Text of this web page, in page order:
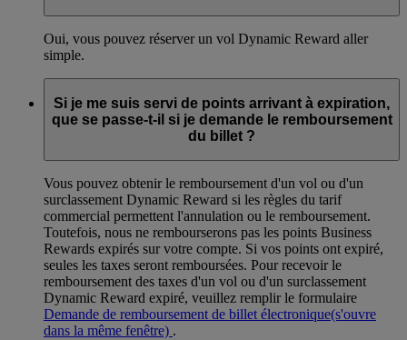
Oui, vous pouvez réserver un vol Dynamic Reward aller
simple.
Si je me suis servi de points arrivant à expiration,
que se passe-t-il si je demande le remboursement
du billet ?
Vous pouvez obtenir le remboursement d'un vol ou d'un
surclassement Dynamic Reward si les règles du tarif
commercial permettent l'annulation ou le remboursement.
Toutefois, nous ne rembourserons pas les points Business
Rewards expirés sur votre compte. Si vos points ont expiré,
seules les taxes seront remboursées. Pour recevoir le
remboursement des taxes d'un vol ou d'un surclassement
Dynamic Reward expiré, veuillez remplir le formulaire
Demande de remboursement de billet électronique(s'ouvre
dans la même fenêtre) .